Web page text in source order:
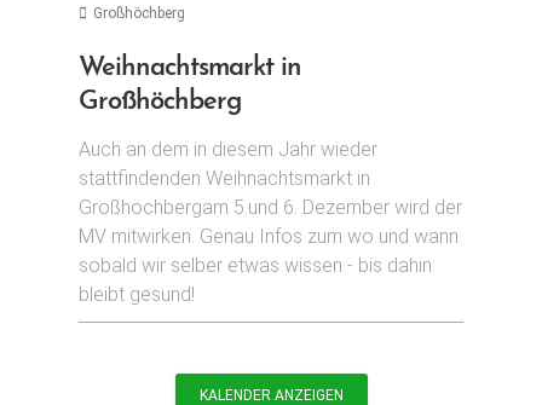
R
O
B
E
N
Großhöchberg
Weihnachtsmarkt in
Großhöchberg
Auch an dem in diesem Jahr wieder
stattfindenden Weihnachtsmarkt in
Großhöchbergam 5.und 6. Dezember wird der
MV mitwirken. Genau Infos zum wo und wann
sobald wir selber etwas wissen - bis dahin:
bleibt gesund!
KALENDER ANZEIGEN